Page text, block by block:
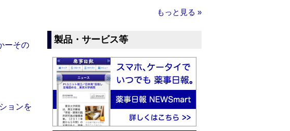
ーその
ョンを
もっと見る »
製品・サービス等